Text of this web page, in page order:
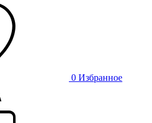
0 Избранное